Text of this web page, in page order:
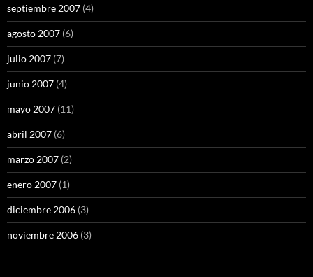
septiembre 2007 (4)
agosto 2007 (6)
julio 2007 (7)
junio 2007 (4)
mayo 2007 (11)
abril 2007 (6)
marzo 2007 (2)
enero 2007 (1)
diciembre 2006 (3)
noviembre 2006 (3)